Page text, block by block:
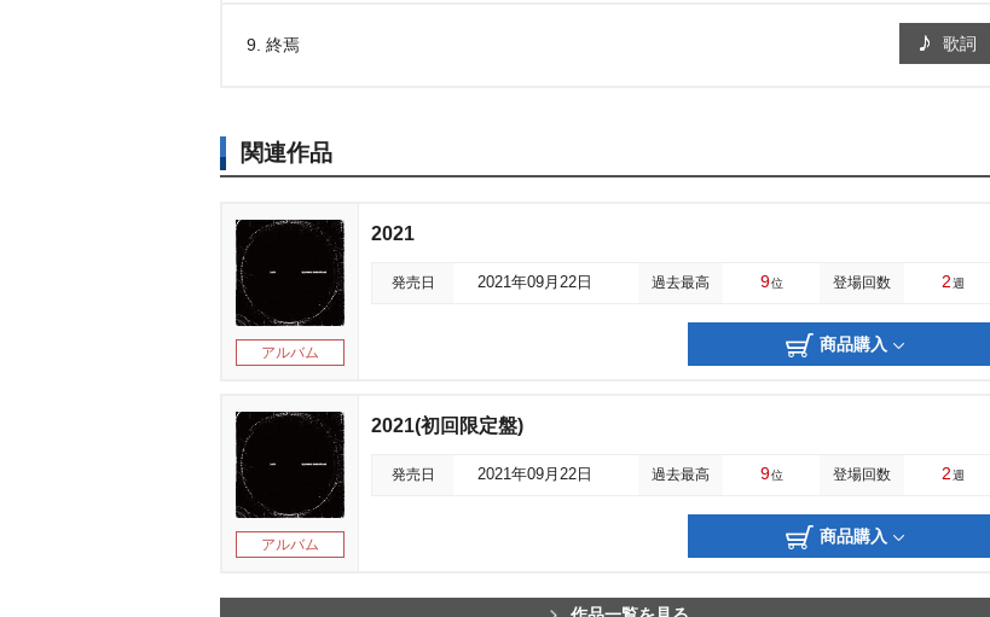
9. 終焉 歌詞
関連作品
アルバム
2021
発売日 2021年09月22日 過去最高 9位 登場回数 2週
商品購入
アルバム
2021(初回限定盤)
発売日 2021年09月22日 過去最高 9位 登場回数 2週
商品購入